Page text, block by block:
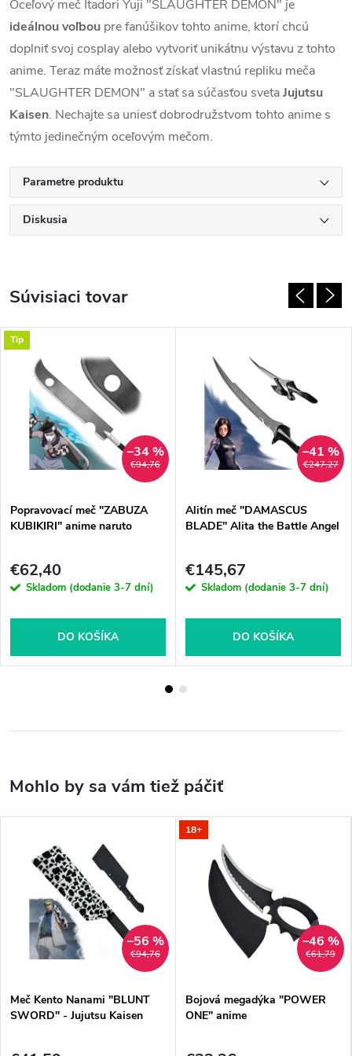
Oceľový meč Itadori Yuji "SLAUGHTER DEMON" je
ideálnou voľbou pre fanúšikov tohto anime, ktorí chcú
doplniť svoj cosplay alebo vytvoriť unikátnu výstavu z tohto
anime. Teraz máte možnosť získať vlastnú repliku meča
"SLAUGHTER DEMON" a stať sa súčasťou svetaJujutsu
Kaisen. Nechajte sa uniesť dobrodružstvom tohto anime s
týmto jedinečným oceľovým mečom.
Parametre produktu
Diskusia
Súvisiaci tovar
Tip
€94,76
–34 %
Popravovací meč "ZABUZA
KUBIKIRI" anime naruto
€62,40
Skladom (dodanie 3-7 dní)
DO KOŠÍKA
€247,27
–41 %
Alitín meč "DAMASCUS
BLADE" Alita the Battle Angel
€145,67
Skladom (dodanie 3-7 dní)
DO KOŠÍKA
€94,76
–56 %
Meč Kento Nanami "BLUNT
SWORD" - Jujutsu Kaisen
18+
€61,79
–46 %
Bojová megadýka "POWER
ONE" anime